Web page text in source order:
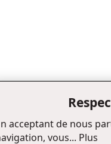
acceptant de nous
vous... Plus